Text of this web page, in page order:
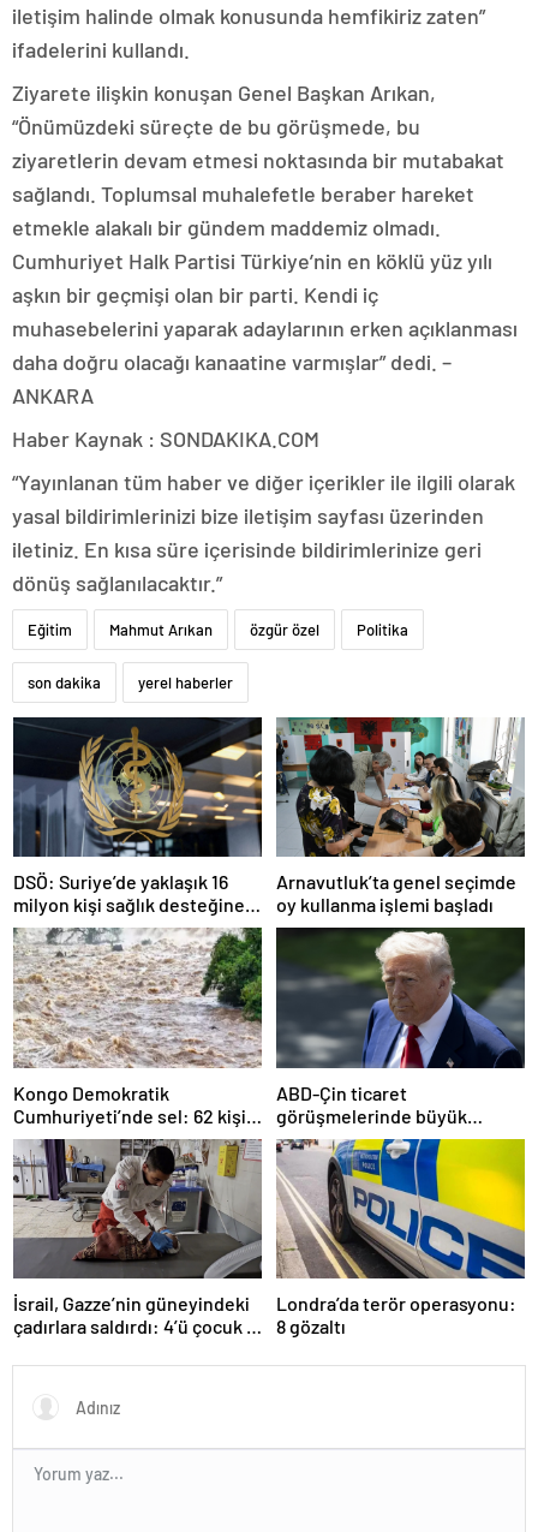
iletişim halinde olmak konusunda hemfikiriz zaten”
ifadelerini kullandı.
Ziyarete ilişkin konuşan Genel Başkan Arıkan,
“Önümüzdeki süreçte de bu görüşmede, bu
ziyaretlerin devam etmesi noktasında bir mutabakat
sağlandı. Toplumsal muhalefetle beraber hareket
etmekle alakalı bir gündem maddemiz olmadı.
Cumhuriyet Halk Partisi Türkiye’nin en köklü yüz yılı
aşkın bir geçmişi olan bir parti. Kendi iç
muhasebelerini yaparak adaylarının erken açıklanması
daha doğru olacağı kanaatine varmışlar” dedi. –
ANKARA
Haber Kaynak : SONDAKIKA.COM
“Yayınlanan tüm haber ve diğer içerikler ile ilgili olarak
yasal bildirimlerinizi bize iletişim sayfası üzerinden
iletiniz. En kısa süre içerisinde bildirimlerinize geri
dönüş sağlanılacaktır.”
Eğitim Mahmut Arıkan özgür özel Politika
son dakika yerel haberler
DSÖ: Suriye’de yaklaşık 16
milyon kişi sağlık desteğine
ihtiyaç duyuyor
Arnavutluk’ta genel seçimde
oy kullanma işlemi başladı
Kongo Demokratik
Cumhuriyeti’nde sel: 62 kişi
hayatını kaybetti
ABD-Çin ticaret
görüşmelerinde büyük
ilerleme
İsrail, Gazze’nin güneyindeki
çadırlara saldırdı: 4’ü çocuk 8
Londra’da terör operasyonu:
8 gözaltı